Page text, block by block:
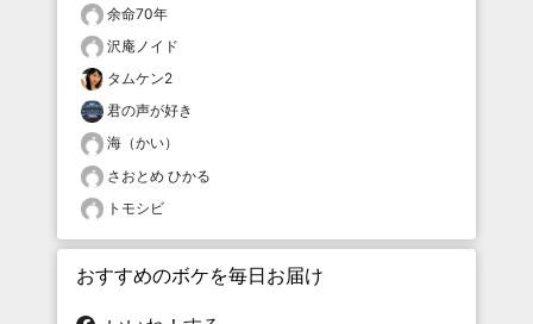
余命70年
沢庵ノイド
タムケン2
君の声が好き
海（かい）
さおとめ ひかる
トモシビ
おすすめのボケを毎日お届け